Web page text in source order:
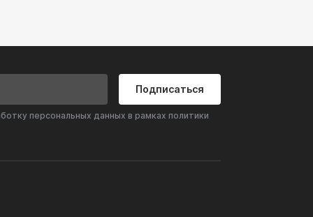
Подписаться
персональных данных в рамках политики